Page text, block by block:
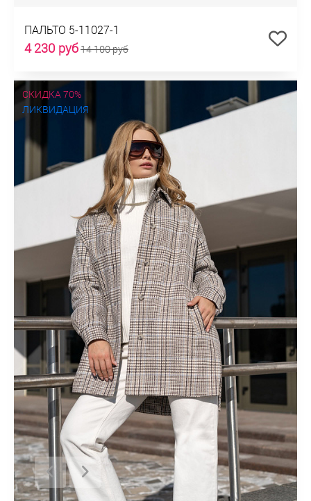
ПАЛЬТО 5-11027-1
4 230 руб14 100 руб
СКИДКА 70%
ЛИКВИДАЦИЯ